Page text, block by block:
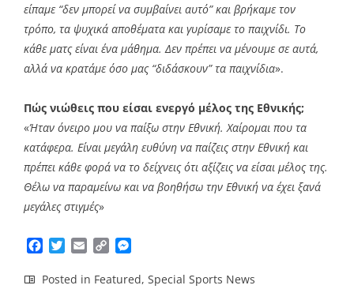
είπαμε “δεν μπορεί να συμβαίνει αυτό” και βρήκαμε τον
τρόπο, τα ψυχικά αποθέματα και γυρίσαμε το παιχνίδι. Το
κάθε ματς είναι ένα μάθημα. Δεν πρέπει να μένουμε σε αυτά,
αλλά να κρατάμε όσο μας “διδάσκουν” τα παιχνίδια».
Πώς νιώθεις που είσαι ενεργό μέλος της Εθνικής;
«Ήταν όνειρο μου να παίξω στην Εθνική. Χαίρομαι που τα
κατάφερα. Είναι μεγάλη ευθύνη να παίζεις στην Εθνική και
πρέπει κάθε φορά να το δείχνεις ότι αξίζεις να είσαι μέλος της.
Θέλω να παραμείνω και να βοηθήσω την Εθνική να έχει ξανά
μεγάλες στιγμές»
Facebook
TwitterEmailCopy
Posted in Featured, Special Sports News